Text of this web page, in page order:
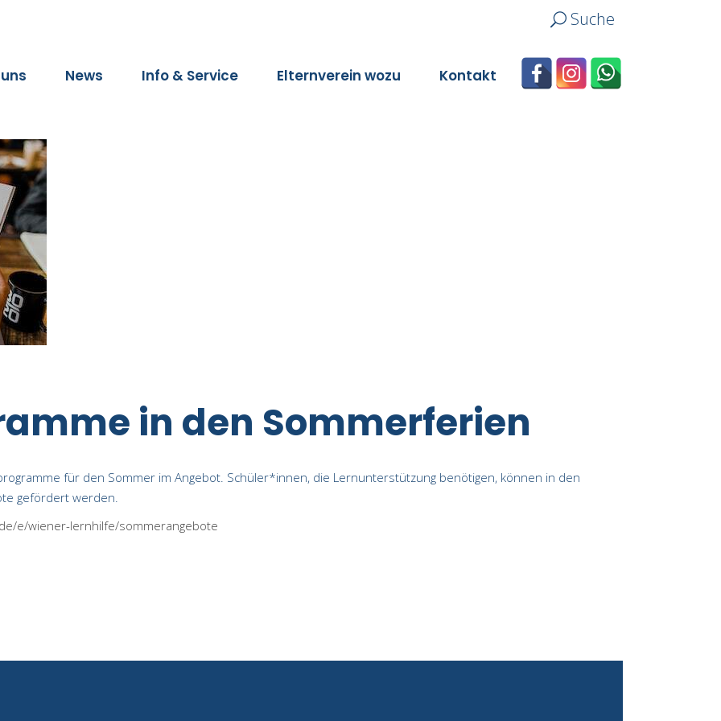
Suche
News Info & Service Elternverein wozu Kontakt
in den Sommerferien
für den Sommer im Angebot. Schüler*innen, die Lernunterstützung benötigen, können in den
gefördert werden.
e/wiener-lernhilfe/sommerangebote